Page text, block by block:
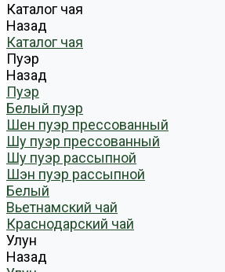
Каталог чая
Назад
Каталог чая
Пуэр
Назад
Пуэр
Белый пуэр
Шен пуэр прессованный
Шу пуэр прессованный
Шу пуэр рассыпной
Шэн пуэр рассыпной
Белый
Вьетнамский чай
Краснодарский чай
Улун
Назад